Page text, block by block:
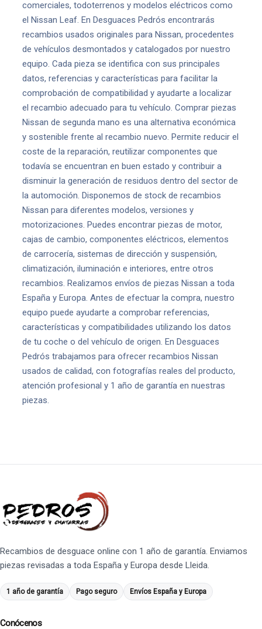
comerciales, todoterrenos y modelos eléctricos como
el Nissan Leaf. En Desguaces Pedrós encontrarás
recambios usados originales para Nissan, procedentes
de vehículos desmontados y catalogados por nuestro
equipo. Cada pieza se identifica con sus principales
datos, referencias y características para facilitar la
comprobación de compatibilidad y ayudarte a localizar
el recambio adecuado para tu vehículo. Comprar piezas
Nissan de segunda mano es una alternativa económica
y sostenible frente al recambio nuevo. Permite reducir el
coste de la reparación, reutilizar componentes que
todavía se encuentran en buen estado y contribuir a
disminuir la generación de residuos dentro del sector de
la automoción. Disponemos de stock de recambios
Nissan para diferentes modelos, versiones y
motorizaciones. Puedes encontrar piezas de motor,
cajas de cambio, componentes eléctricos, elementos
de carrocería, sistemas de dirección y suspensión,
climatización, iluminación e interiores, entre otros
recambios. Realizamos envíos de piezas Nissan a toda
España y Europa. Antes de efectuar la compra, nuestro
equipo puede ayudarte a comprobar referencias,
características y compatibilidades utilizando los datos
de tu coche o del vehículo de origen. En Desguaces
Pedrós trabajamos para ofrecer recambios Nissan
usados de calidad, con fotografías reales del producto,
atención profesional y 1 año de garantía en nuestras
piezas.
Recambios de desguace online con 1 año de garantía. Enviamos
piezas revisadas a toda España y Europa desde Lleida.
1 año de garantía Pago seguro Envíos España y Europa
Conócenos